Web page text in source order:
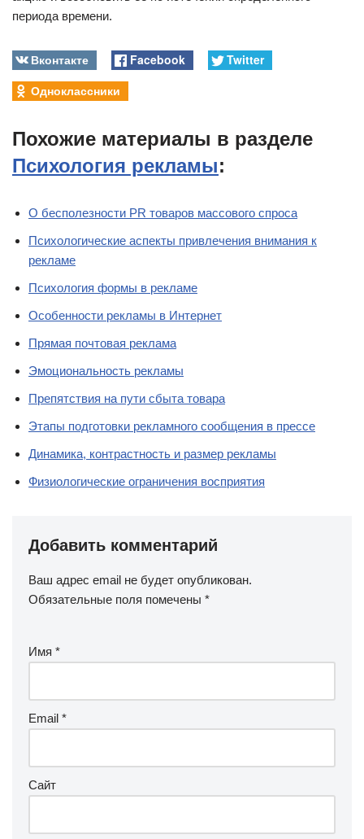
периода времени.
Вконтакте Facebook
Twitter
Одноклассники
Похожие материалы в разделе
Психология рекламы:
О бесполезности PR товаров массового спроса
Психологические аспекты привлечения внимания к
рекламе
Психология формы в рекламе
Особенности рекламы в Интернет
Прямая почтовая реклама
Эмоциональность рекламы
Препятствия на пути сбыта товара
Этапы подготовки рекламного сообщения в прессе
Динамика, контрастность и размер рекламы
Физиологические ограничения восприятия
Добавить комментарий
Ваш адрес email не будет опубликован.
Обязательные поля помечены *
Имя *
Email *
Сайт